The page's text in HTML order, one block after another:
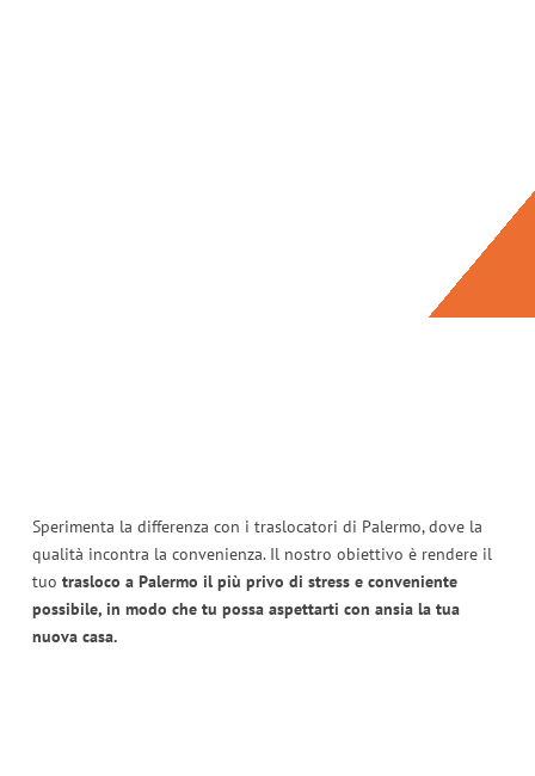
Sperimenta la differenza con i traslocatori di Palermo, dove la
qualità incontra la convenienza. Il nostro obiettivo è rendere il
tuo trasloco a Palermo il più privo di stress e conveniente
possibile, in modo che tu possa aspettarti con ansia la tua
nuova casa.